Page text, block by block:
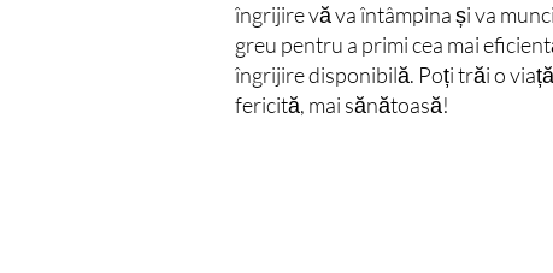
îngrijire vă va întâmpina și va
greu pentru a primi cea mai
îngrijire disponibilă. Poți trăi o
fericită, mai sănătoasă!